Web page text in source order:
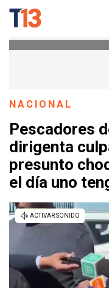
NACIONAL
Pescadores
dirigenta
presunto
el día uno